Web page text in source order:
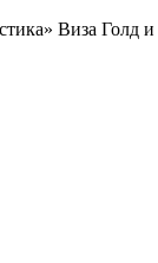
Виза Голд